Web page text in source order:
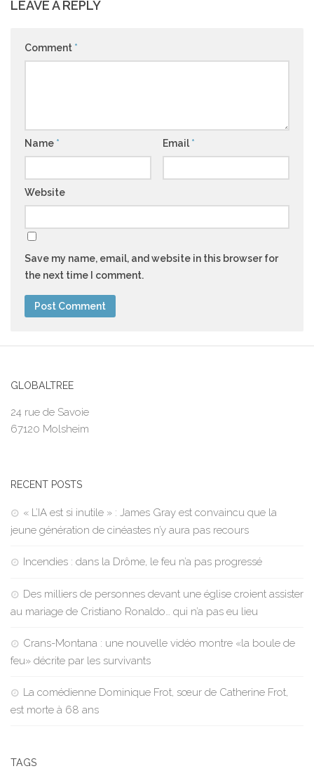
LEAVE A REPLY
Comment *
Name * Email *
Website
Save my name, email, and website in this browser for
the next time I comment.
GLOBALTREE
24 rue de Savoie
67120 Molsheim
RECENT POSTS
« L’IA est si inutile » : James Gray est convaincu que la
jeune génération de cinéastes n’y aura pas recours
Incendies : dans la Drôme, le feu n’a pas progressé
Des milliers de personnes devant une église croient assister
au mariage de Cristiano Ronaldo… qui n’a pas eu lieu
Crans-Montana : une nouvelle vidéo montre «la boule de
feu» décrite par les survivants
La comédienne Dominique Frot, sœur de Catherine Frot,
est morte à 68 ans
TAGS